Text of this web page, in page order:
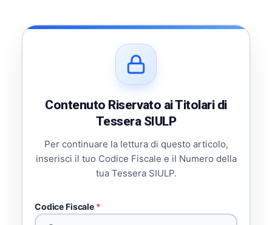
Contenuto Riservato ai Titolari di
Tessera SIULP
Per continuare la lettura di questo articolo,
inserisci il tuo Codice Fiscale e il Numero della
tua Tessera SIULP.
Codice Fiscale *